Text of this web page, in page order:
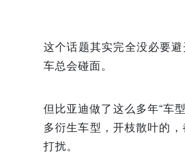
这个话题其实完全没必要
车总会碰面。
但比亚迪做了这么多年“车
多衍生车型，开枝散叶的
打扰。